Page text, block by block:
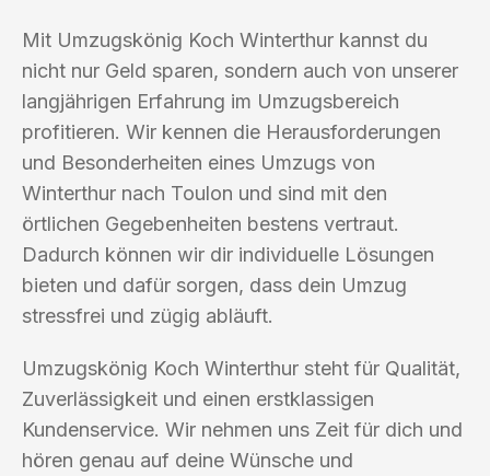
Mit Umzugskönig Koch Winterthur kannst du
nicht nur Geld sparen, sondern auch von unserer
langjährigen Erfahrung im Umzugsbereich
profitieren. Wir kennen die Herausforderungen
und Besonderheiten eines Umzugs von
Winterthur nach Toulon und sind mit den
örtlichen Gegebenheiten bestens vertraut.
Dadurch können wir dir individuelle Lösungen
bieten und dafür sorgen, dass dein Umzug
stressfrei und zügig abläuft.
Umzugskönig Koch Winterthur steht für Qualität,
Zuverlässigkeit und einen erstklassigen
Kundenservice. Wir nehmen uns Zeit für dich und
hören genau auf deine Wünsche und